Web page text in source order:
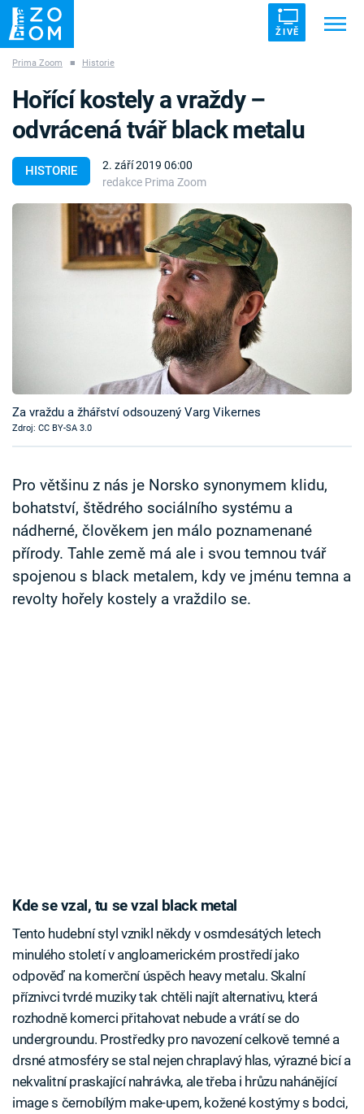
ŽIVĚ
ZÁHADY VETŘELCI DÁVNOVĚKU
Témata
Témata
Sledujte prima+
Sledujte nás
Prima Zoom ■ Historie
HISTORIE
2. září 2019 06:00
redakce Prima Zoom
Hořící kostely a vraždy –
odvrácená tvář black metalu
Za vraždu a žhářství odsouzený Varg Vikernes
Zdroj: CC BY-SA 3.0
Pro většinu z nás je Norsko synonymem klidu,
bohatství, štědrého sociálního systému a
nádherné, člověkem jen málo poznamenané
přírody. Tahle země má ale i svou temnou tvář
spojenou s black metalem, kdy ve jménu temna a
revolty hořely kostely a vraždilo se.
Kde se vzal, tu se vzal black metal
Tento hudební styl vznikl někdy v osmdesátých letech
minulého století v angloamerickém prostředí jako
odpověď na komerční úspěch heavy metalu. Skalní
příznivci tvrdé muziky tak chtěli najít alternativu, která
rozhodně komerci přitahovat nebude a vrátí se do
undergroundu. Prostředky pro navození celkově temné a
drsné atmosféry se stal nejen chraplavý hlas, výrazné bicí a
nekvalitní praskající nahrávka, ale třeba i hrůzu nahánějící
image s černobílým make-upem, kožené kostýmy s bodci,